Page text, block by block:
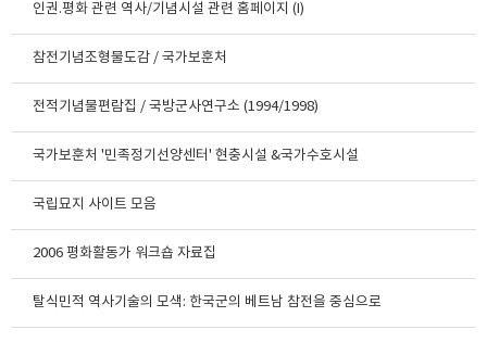
인권.평화 관련 역사/기념시설 관련 홈페이지 (I)
참전기념조형물도감 / 국가보훈처
전적기념물편람집 / 국방군사연구소 (1994/1998)
국가보훈처 '민족정기선양센터' 현충시설 &국가수호시설
국립묘지 사이트 모음
2006 평화활동가 워크숍 자료집
탈식민적 역사기술의 모색: 한국군의 베트남 참전을 중심으로